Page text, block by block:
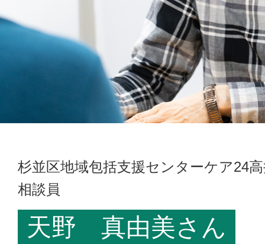
採用情報
よくあるご質問
杉並区地域包括支援センターケア24
相談員
天野 真由美さん